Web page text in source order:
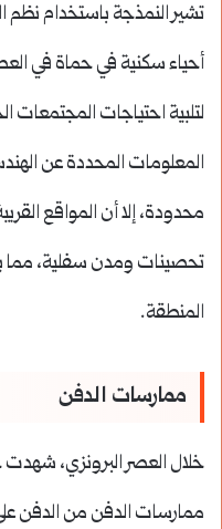
أحياء سكنية في حماة في
لتلبية احتياجات المجتمعات
المعلومات المحددة عن
محدودة، إلا أن المواقع
تحصينات ومدن سفلية،
المنطقة.
ممارسات الدفن
خلال العصر البرونزي، شهدت
ممارسات الدفن من الدفن على